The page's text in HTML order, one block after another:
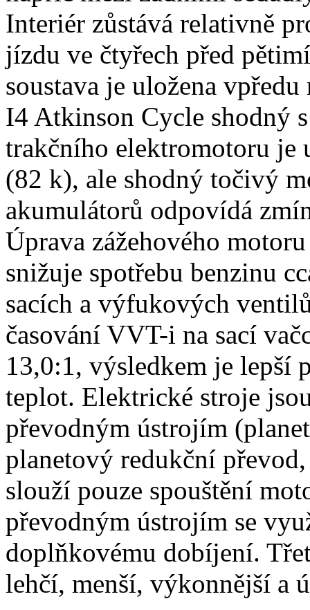
Interiér zůstává relativně
jízdu ve čtyřech před
soustava je uložena
I4 Atkinson Cycle shodný
trakčního elektromotoru je
(82 k), ale shodný točivý
akumulátorů odpovídá
Úprava zážehového
snižuje spotřebu benzinu
sacích a výfukových
časování VVT-i na sací
13,0:1, výsledkem je lepší
teplot. Elektrické stroje
převodným ústrojím
planetový redukční
slouží pouze spouštění
převodným ústrojím se
doplňkovému dobíjení.
lehčí, menší, výkonnější a